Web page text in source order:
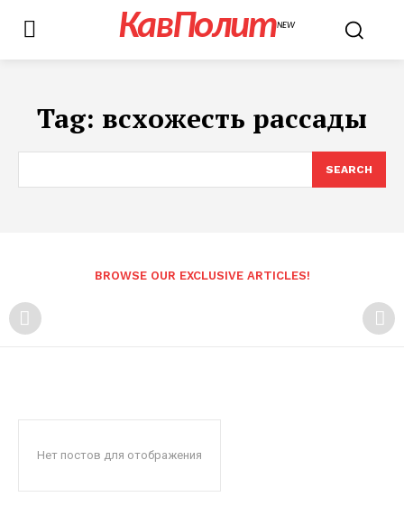
КавПолитNEW
Tag: всхожесть рассады
SEARCH
BROWSE OUR EXCLUSIVE ARTICLES!
Нет постов для отображения